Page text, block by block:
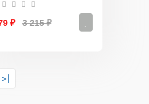
₽ 3 215 ₽
>|